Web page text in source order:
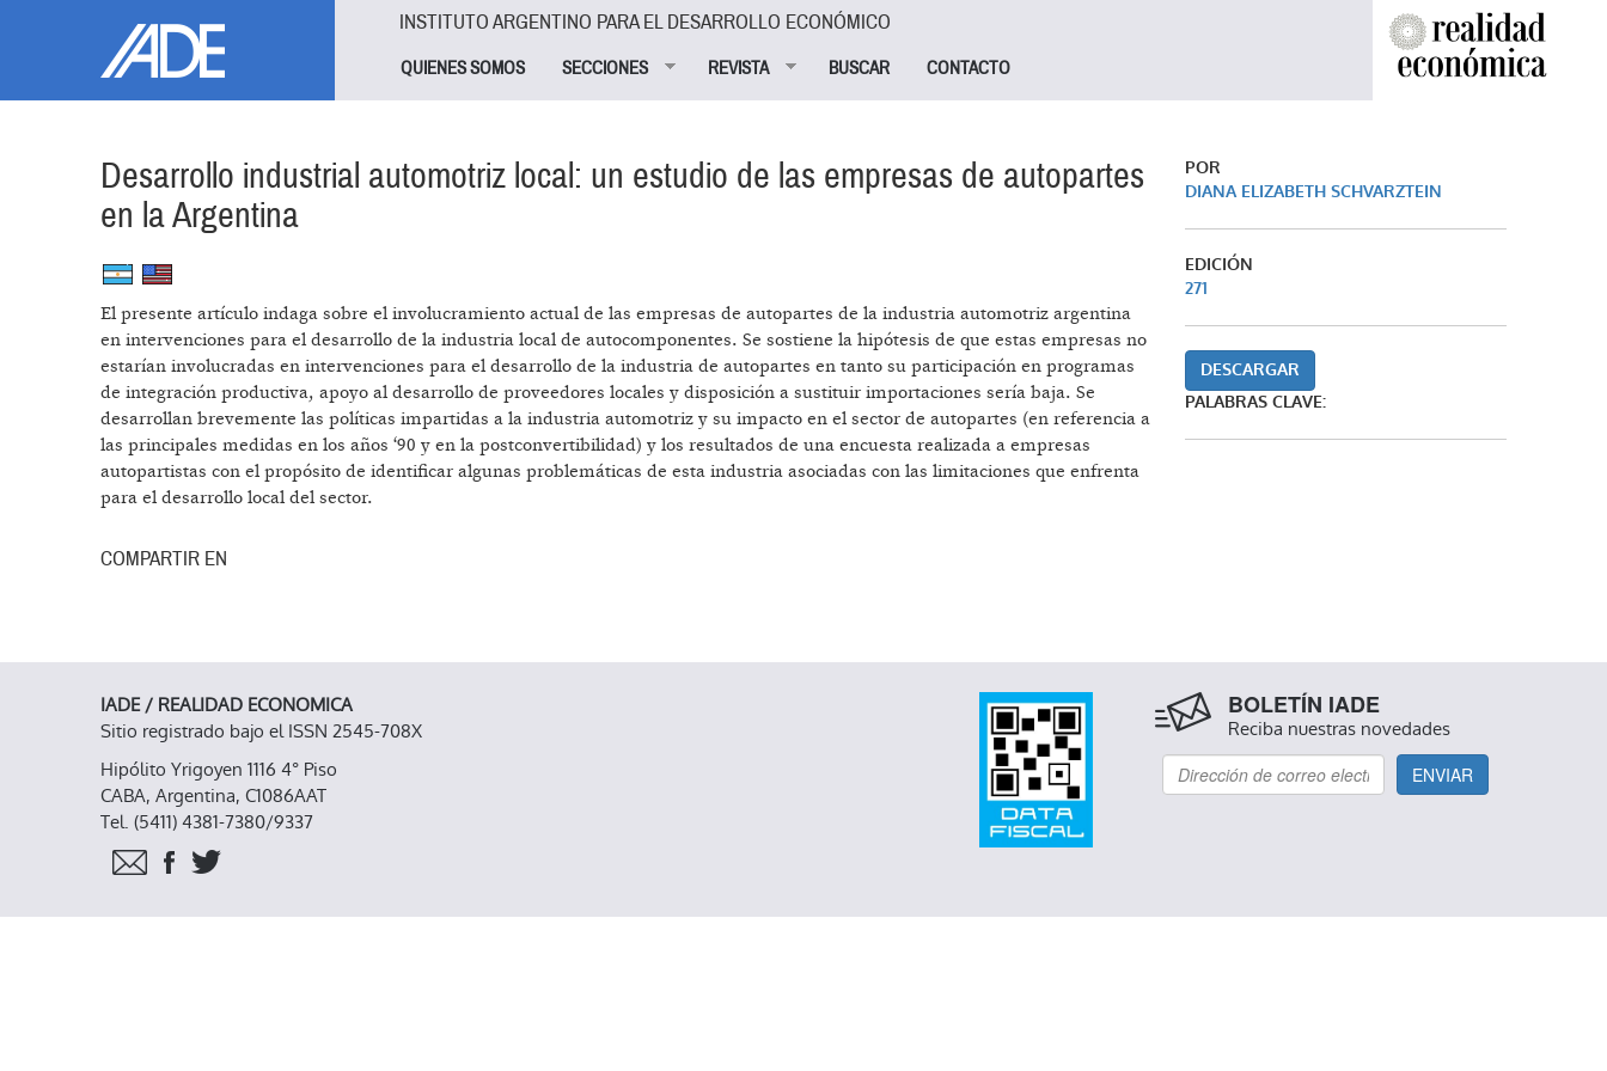
INSTITUTO ARGENTINO PARA EL DESARROLLO ECONÓMICO
QUIENES SOMOS SECCIONES REVISTA BUSCAR CONTACTO
Desarrollo industrial automotriz local: un estudio de las empresas de autopartes
en la Argentina
El presente artículo indaga sobre el involucramiento actual de las empresas de autopartes de la industria automotriz argentina
en intervenciones para el desarrollo de la industria local de autocomponentes. Se sostiene la hipótesis de que estas empresas no
estarían involucradas en intervenciones para el desarrollo de la industria de autopartes en tanto su participación en programas
de integración productiva, apoyo al desarrollo de proveedores locales y disposición a sustituir importaciones sería baja. Se
desarrollan brevemente las políticas impartidas a la industria automotriz y su impacto en el sector de autopartes (en referencia a
las principales medidas en los años ‘90 y en la postconvertibilidad) y los resultados de una encuesta realizada a empresas
autopartistas con el propósito de identificar algunas problemáticas de esta industria asociadas con las limitaciones que enfrenta
para el desarrollo local del sector.
COMPARTIR EN
POR
DIANA ELIZABETH SCHVARZTEIN
EDICIÓN
271
DESCARGAR
PALABRAS CLAVE:
IADE / REALIDAD ECONOMICA
Sitio registrado bajo el ISSN 2545-708X
Hipólito Yrigoyen 1116 4° Piso
CABA, Argentina, C1086AAT
Tel. (5411) 4381-7380/9337
BOLETÍN IADE
Reciba nuestras novedades
ENVIAR